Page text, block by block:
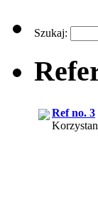
Szukaj:
Ref no. 3